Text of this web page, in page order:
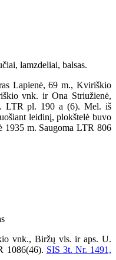
lamzdeliai, balsas.
Lapienė, 69 m., Kviriškio
vnk. ir Ona Striužienė,
LTR pl. 190 a (6). Mel. iš
leidinį, plokštelė buvo
1935 m. Saugoma LTR 806
vnk., Biržų vls. ir aps. U.
1086(46). SIS 3t. Nr. 1491,